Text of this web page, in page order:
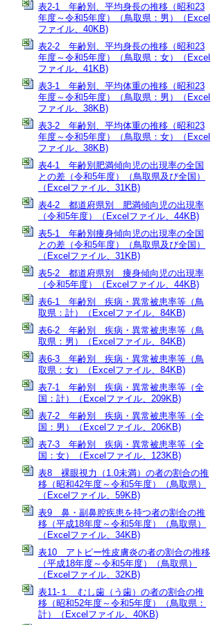
表2-1 年齢別、平均身長の推移（昭和23
年度～令和5年度）（鳥取県：男）（Excel
ファイル、40KB)
表2-2 年齢別、平均身長の推移（昭和23
年度～令和5年度）（鳥取県：女）（Excel
ファイル、41KB)
表3-1 年齢別、平均体重の推移（昭和23
年度～令和5年度）（鳥取県：男）（Excel
ファイル、38KB)
表3-2 年齢別、平均体重の推移（昭和23
年度～令和5年度）（鳥取県：女）（Excel
ファイル、38KB)
表4-1 年齢別肥満傾向児の出現率の全国
との差（令和5年度）（鳥取県及び全国）
（Excelファイル、31KB)
表4-2 都道府県別 肥満傾向児の出現率
（令和5年度）（Excelファイル、44KB)
表5-1 年齢別痩身傾向児の出現率の全国
との差（令和5年度）（鳥取県及び全国）
（Excelファイル、31KB)
表5-2 都道府県別 痩身傾向児の出現率
（令和5年度）（Excelファイル、44KB)
表6-1 年齢別 疾病・異常被患率等（鳥
取県：計）（Excelファイル、84KB)
表6-2 年齢別 疾病・異常被患率等（鳥
取県：男）（Excelファイル、84KB)
表6-3 年齢別 疾病・異常被患率等（鳥
取県：女）（Excelファイル、84KB)
表7-1 年齢別 疾病・異常被患率等（全
国：計）（Excelファイル、209KB)
表7-2 年齢別 疾病・異常被患率等（全
国：男）（Excelファイル、206KB)
表7-3 年齢別 疾病・異常被患率等（全
国：女）（Excelファイル、123KB)
表8 裸眼視力（1.0未満）の者の割合の推
移（昭和42年度～令和5年度）（鳥取県）
（Excelファイル、59KB)
表9 鼻・副鼻腔疾患を持つ者の割合の推
移（平成18年度～令和5年度）（鳥取県）
（Excelファイル、34KB)
表10 アトピー性皮膚炎の者の割合の推移
（平成18年度～令和5年度）（鳥取県）
（Excelファイル、32KB)
表11-１ むし歯（う歯）の者の割合の推
移（昭和52年度～令和5年度）（鳥取県：
計）（Excelファイル、40KB)